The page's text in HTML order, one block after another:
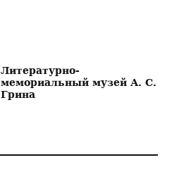
Литературно-
мемориальный музей А. С.
Грина